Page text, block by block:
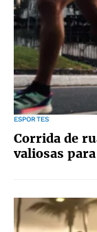
ESPORTES
Corrida de
valiosas